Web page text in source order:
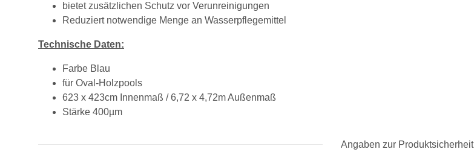
bietet zusätzlichen Schutz vor Verunreinigungen
Reduziert notwendige Menge an Wasserpflegemittel
Technische Daten:
Farbe Blau
für Oval-Holzpools
623 x 423cm Innenmaß / 6,72 x 4,72m Außenmaß
Stärke 400µm
Angaben zur Produktsicherheit